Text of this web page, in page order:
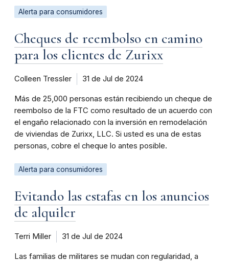
Alerta para consumidores
Cheques de reembolso en camino
para los clientes de Zurixx
Colleen Tressler 31 de Jul de 2024
Más de 25,000 personas están recibiendo un cheque de
reembolso de la FTC como resultado de un acuerdo con
el engaño relacionado con la inversión en remodelación
de viviendas de Zurixx, LLC. Si usted es una de estas
personas, cobre el cheque lo antes posible.
Alerta para consumidores
Evitando las estafas en los anuncios
de alquiler
Terri Miller 31 de Jul de 2024
Las familias de militares se mudan con regularidad, a